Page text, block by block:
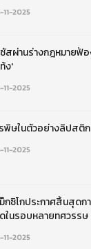
11-2025
ซัสผ่านร่างกฎหมาย
ง'
11-2025
พิษในตัวอย่างลิปสติก
11-2025
กซิโกประกาศสิ้นสุด
ในรอบหลายทศวรรษ
11-2025